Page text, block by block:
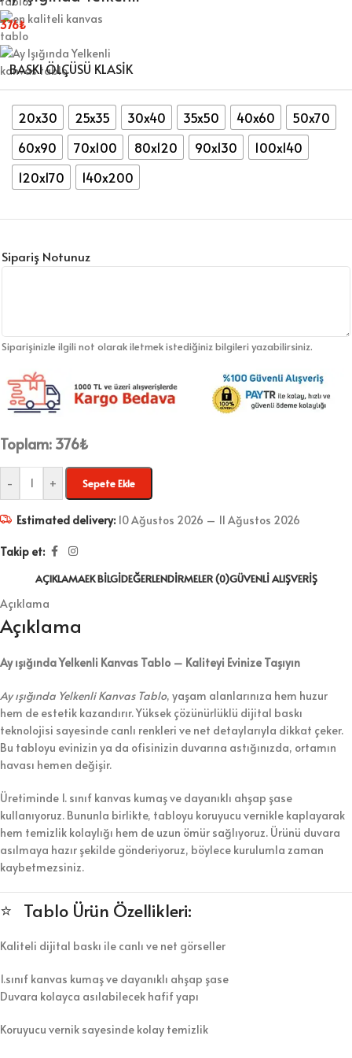
376₺
BASKI ÖLÇÜSÜ KLASIK
20x30 25x35 30x40 35x50 40x60
50x70
60x90
70x100 80x120 90x130
100x140
120x170
140x200
Sipariş Notunuz
Siparişinizle ilgili not olarak iletmek istediğiniz bilgileri yazabilirsiniz.
Toplam: 376₺
- + Sepete Ekle
Estimated delivery: 10 Ağustos 2026 – 11 Ağustos 2026
Takip et:
AÇIKLAMAEK BILGIDEĞERLENDIRMELER (0)GÜVENLI ALIŞVERIŞ
Açıklama
Açıklama
Ay ışığında Yelkenli Kanvas Tablo – Kaliteyi Evinize Taşıyın
Ay ışığında Yelkenli Kanvas Tablo, yaşam alanlarınıza hem huzur
hem de estetik kazandırır. Yüksek çözünürlüklü dijital baskı
teknolojisi sayesinde canlı renkleri ve net detaylarıyla dikkat çeker.
Bu tabloyu evinizin ya da ofisinizin duvarına astığınızda, ortamın
havası hemen değişir.
Üretiminde 1. sınıf kanvas kumaş ve dayanıklı ahşap şase
kullanıyoruz. Bununla birlikte, tabloyu koruyucu vernikle kaplayarak
hem temizlik kolaylığı hem de uzun ömür sağlıyoruz. Ürünü duvara
asılmaya hazır şekilde gönderiyoruz, böylece kurulumla zaman
kaybetmezsiniz.
⭐ Tablo Ürün Özellikleri:
Kaliteli dijital baskı ile canlı ve net görseller
1.sınıf kanvas kumaş ve dayanıklı ahşap şase
Duvara kolayca asılabilecek hafif yapı
Koruyucu vernik sayesinde kolay temizlik